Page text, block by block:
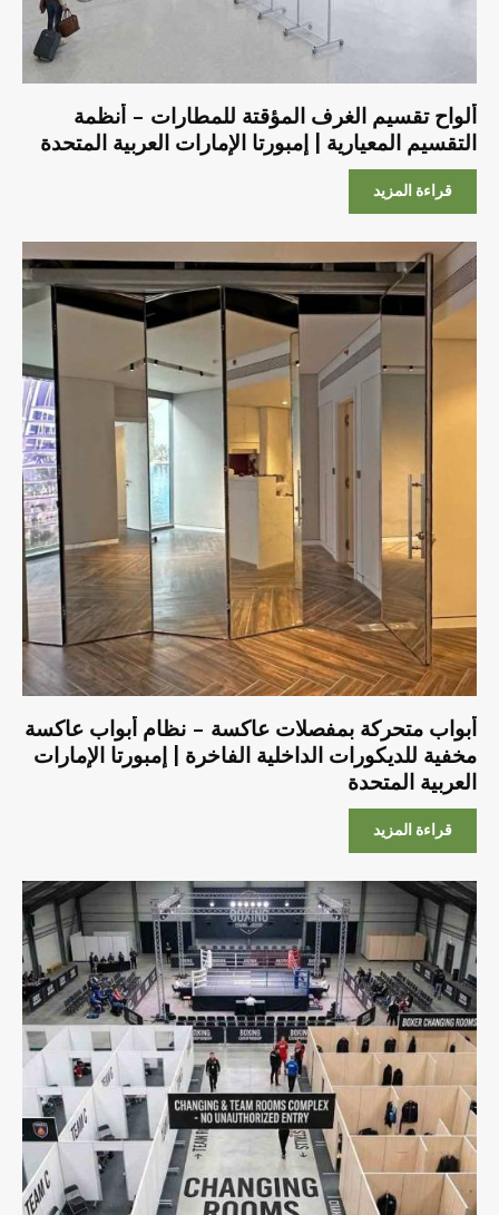
ألواح تقسيم الغرف المؤقتة للمطارات – أنظمة
التقسيم المعيارية | إمبورتا الإمارات العربية المتحدة
قراءة المزيد
أبواب متحركة بمفصلات عاكسة – نظام أبواب عاكسة
مخفية للديكورات الداخلية الفاخرة | إمبورتا الإمارات
العربية المتحدة
قراءة المزيد